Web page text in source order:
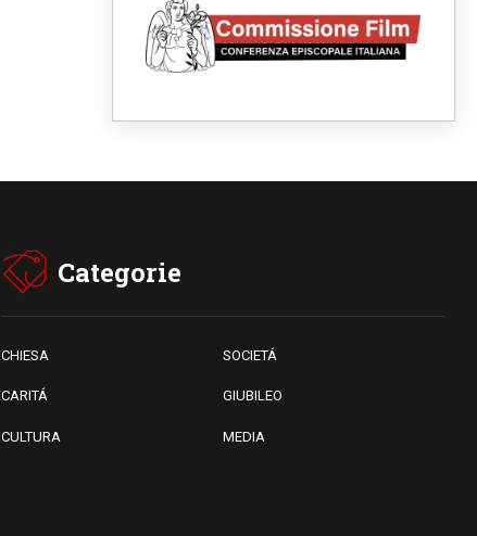
separano gli esseri umani
06.08.2026
06.08.2026
Hiroshima e Nagasaki, 81
di preghiera per la pace"
Categorie
CHIESA SOCIETÁ
CARITÁ GIUBILEO
CULTURA MEDIA